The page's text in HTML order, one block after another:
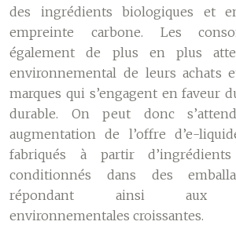
des ingrédients biologiques et
empreinte carbone. Les
également de plus en plus
environnemental de leurs achats
marques qui s’engagent en faveur
durable. On peut donc
augmentation de l’offre d’e-
fabriqués à partir
conditionnés dans des
répondant ainsi aux
environnementales croissantes.